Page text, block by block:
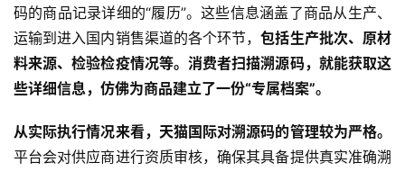
码的商品记录详细的“履历”。这些信息涵盖了商品从生产、
运输到进入国内销售渠道的各个环节，包括生产批次、原材
料来源、检验检疫情况等。消费者扫描溯源码，就能获取这
些详细信息，仿佛为商品建立了一份“专属档案”。
从实际执行情况来看，天猫国际对溯源码的管理较为严格。
平台会对供应商进行资质审核，确保其具备提供真实准确溯